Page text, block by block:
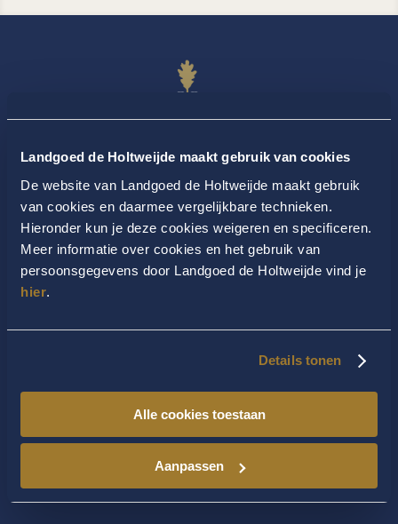
Landgoed de Holtweijde maakt gebruik van cookies
De website van Landgoed de Holtweijde maakt gebruik
van cookies en daarmee vergelijkbare technieken.
Hieronder kun je deze cookies weigeren en specificeren.
Meer informatie over cookies en het gebruik van
persoonsgegevens door Landgoed de Holtweijde vind je
hier.
Details tonen
Alle cookies toestaan
Aanpassen